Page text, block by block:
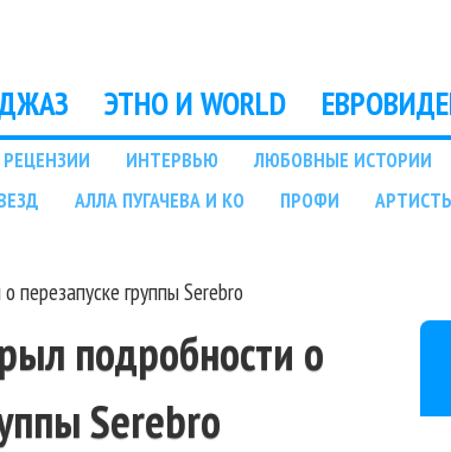
ЭТНО И WORLD
РЕЦЕНЗИИ ИНТЕРВЬЮ ЛЮБОВНЫЕ ИСТОРИИ
АЛЛА ПУГАЧЕВА И КО ПРОФИ
перезапуске группы Serebro
подробности о
Serebro